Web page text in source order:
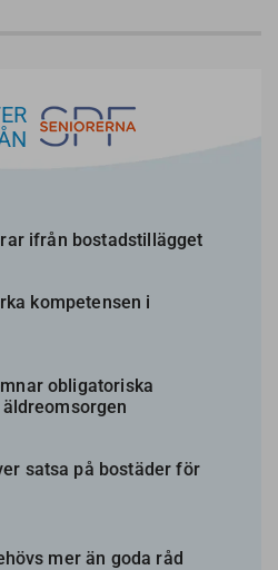
ifrån bostadstillägget
kompetensen i
obligatoriska
satsa på bostäder för
mer än goda råd